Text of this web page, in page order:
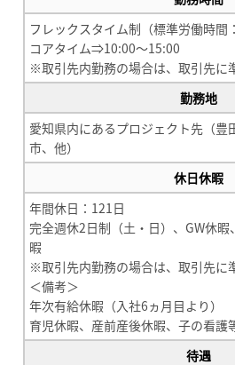
フレックスタイム制（標準労働時間
コアタイム⇒10:00～15:00
※取引先内勤務の場合は、取引先に
勤務地
愛知県内にあるプロジェクト先（豊
市、他）
休日休暇
年間休日：121日
完全週休2日制（土・日）、GW休
暇
※取引先内勤務の場合は、取引先に
＜備考＞
年次有給休暇（入社6ヵ月目より）
育児休暇、産前産後休暇、子の看護
待遇